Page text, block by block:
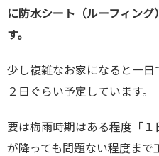
に防水シート（ルーフィン
す。
少し複雑なお家になると一
２日ぐらい予定しています。
要は梅雨時期はある程度「
が降っても問題ない程度まで